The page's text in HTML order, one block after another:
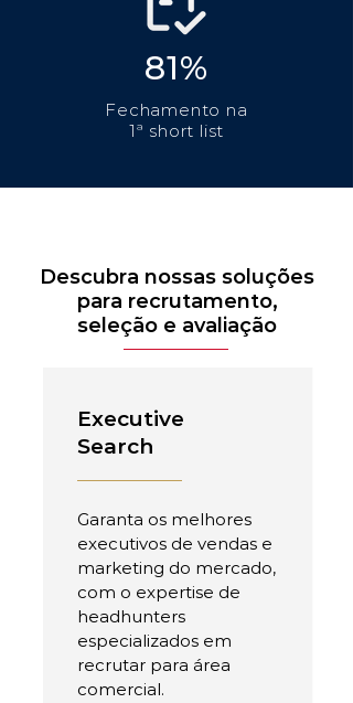
81%
Fechamento na
1ª short list
Descubra nossas soluções
para recrutamento,
seleção e avaliação
Executive
Search
Garanta os melhores
executivos de vendas e
marketing do mercado,
com o expertise de
headhunters
especializados em
recrutar para área
comercial.